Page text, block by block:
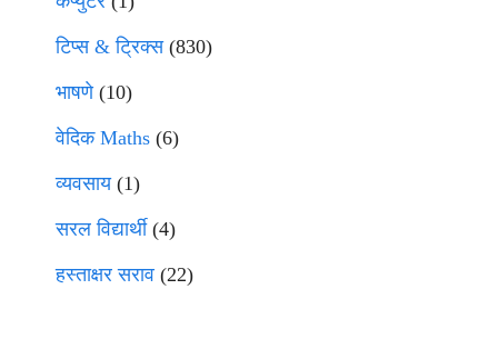
टिप्स & ट्रिक्स(830)
भाषणे(10)
वेदिक Maths (6)
व्यवसाय(1)
सरल विद्यार्थी(4)
हस्ताक्षर सराव (22)